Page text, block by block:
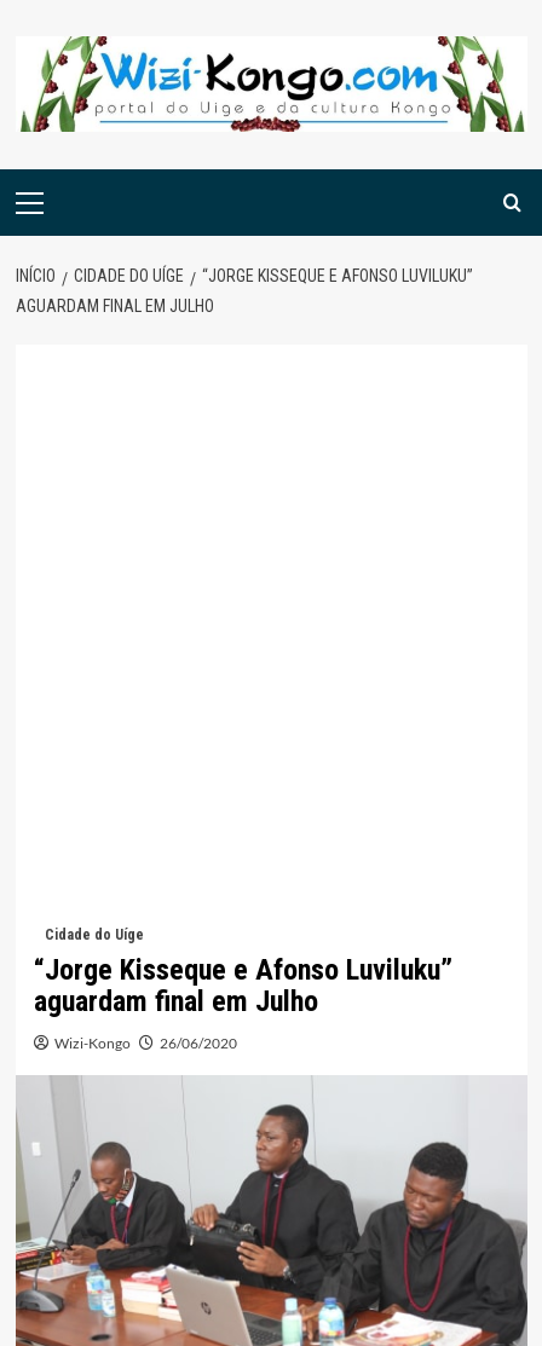
content
Menu
INÍCIO CIDADE DO UÍGE
“JORGE KISSEQUE E AFONSO LUVILUKU”
AGUARDAM FINAL EM JULHO
Cidade do Uíge
“Jorge Kisseque e Afonso Luviluku”
aguardam final em Julho
Wizi-Kongo 26/06/2020